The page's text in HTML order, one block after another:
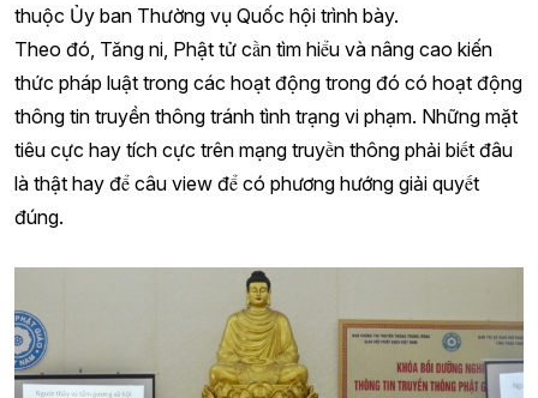
thuộc Ủy ban Thường vụ Quốc hội trình bày.
Theo đó, Tăng ni, Phật tử cần tìm hiểu và nâng cao kiến
thức pháp luật trong các hoạt động trong đó có hoạt động
thông tin truyền thông tránh tình trạng vi phạm. Những mặt
tiêu cực hay tích cực trên mạng truyền thông phải biết đâu
là thật hay để câu view để có phương hướng giải quyết
đúng.